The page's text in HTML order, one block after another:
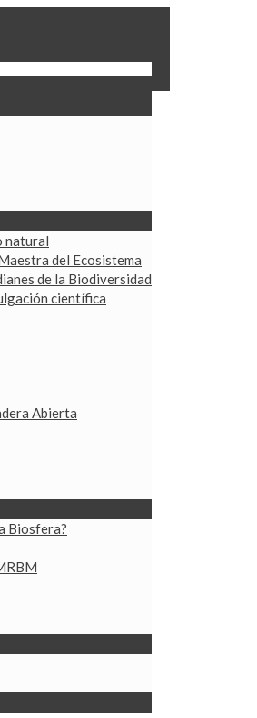
natural
del Ecosistema
de la Biodiversidad
científica
Abierta
Biosfera?